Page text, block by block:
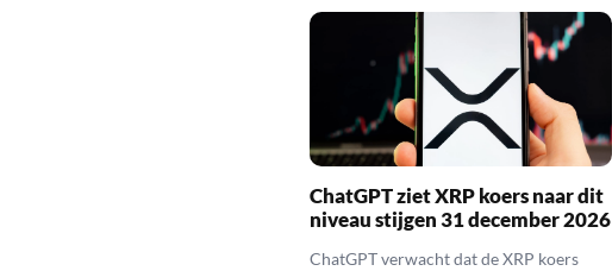
ChatGPT ziet XRP koers naar dit
niveau stijgen 31 december 2026
ChatGPT verwacht dat de XRP koers